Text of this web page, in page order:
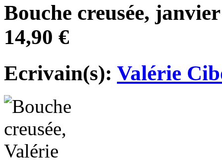
Bouche creusée,
14,90 €
Ecrivain(s): Valérie